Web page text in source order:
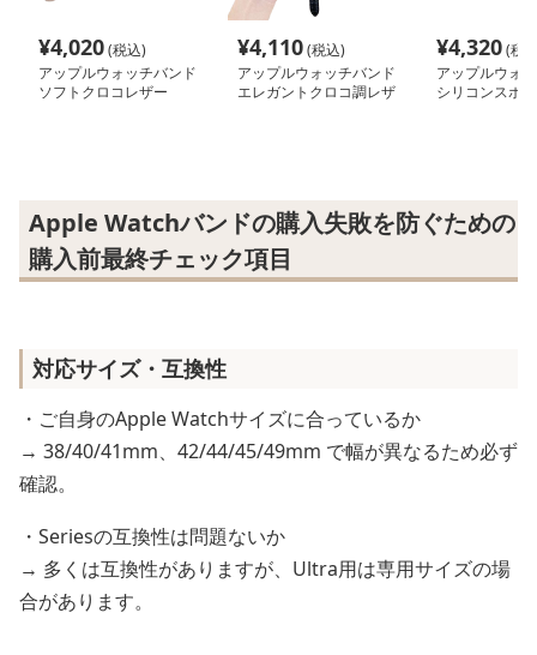
¥4,020(税込)
アップルウォッチバンド
ソフトクロコレザー
¥4,110(税込)
アップルウォッチバンド
エレガントクロコ調レザ
¥4,320(税
アップルウォ
シリコンスポ
Apple Watchバンドの購入失敗を防ぐための
購入前最終チェック項目
対応サイズ・互換性
・ご自身のApple Watchサイズに合っているか
→ 38/40/41mm、42/44/45/49mm で幅が異なるため必ず
確認。
・Seriesの互換性は問題ないか
→ 多くは互換性がありますが、Ultra用は専用サイズの場
合があります。